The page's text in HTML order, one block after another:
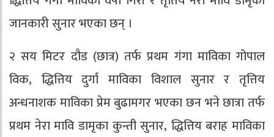
जानकारी सुनार भएका छन् ।
२ सय मिटर दौड (छात्र) तर्फ प्रथम गंगा माविका गोपाल
विक, द्धित्तिय दुर्गा माविका विशाल सुनार र तृत्तिय
अन्धनाशक माविका प्रेम बुढामगर भएका छन भने छात्रा तर्फ
प्रथम नेरा मावि डामृका कुन्ती सुनार, द्धित्तिय बराह माविका